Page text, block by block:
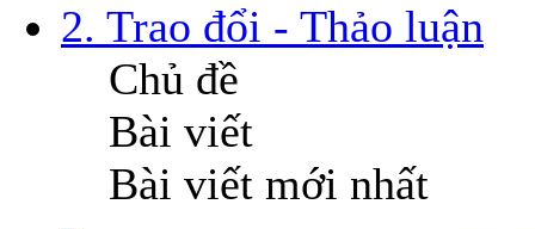
2. Trao đổi - Thảo luận
Chủ đề
Bài viết
Bài viết mới nhất